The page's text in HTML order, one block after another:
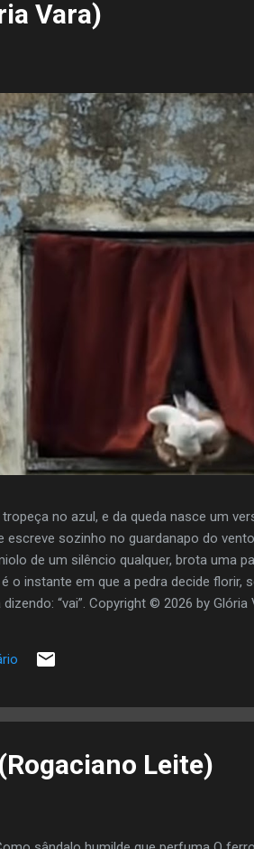
Vara)
no azul, e da queda nasce um
escreve sozinho no guardanapo do
de um silêncio qualquer, brota uma
o instante em que a pedra decide florir,
“vai”. Copyright © 2026 by
Leite)